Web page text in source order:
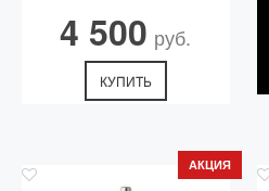
4 500 руб.
КУПИТЬ
АКЦИЯ